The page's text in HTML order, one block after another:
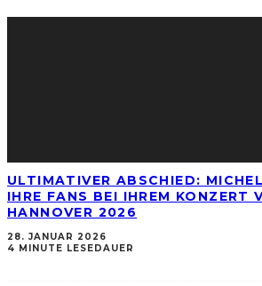
ULTIMATIVER ABSCHIED:
IHRE FANS BEI IHREM KONZERT
HANNOVER 2026
28. JANUAR 2026
4 MINUTE LESEDAUER